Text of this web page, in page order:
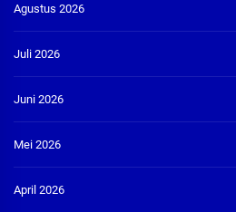
Agustus 2026
Juli 2026
Juni 2026
Mei 2026
April 2026